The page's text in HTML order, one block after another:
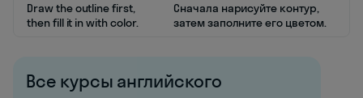
Draw the outline first,
then fill it in with color.
Сначала нарисуйте контур,
затем заполните его цветом.
Все курсы английского